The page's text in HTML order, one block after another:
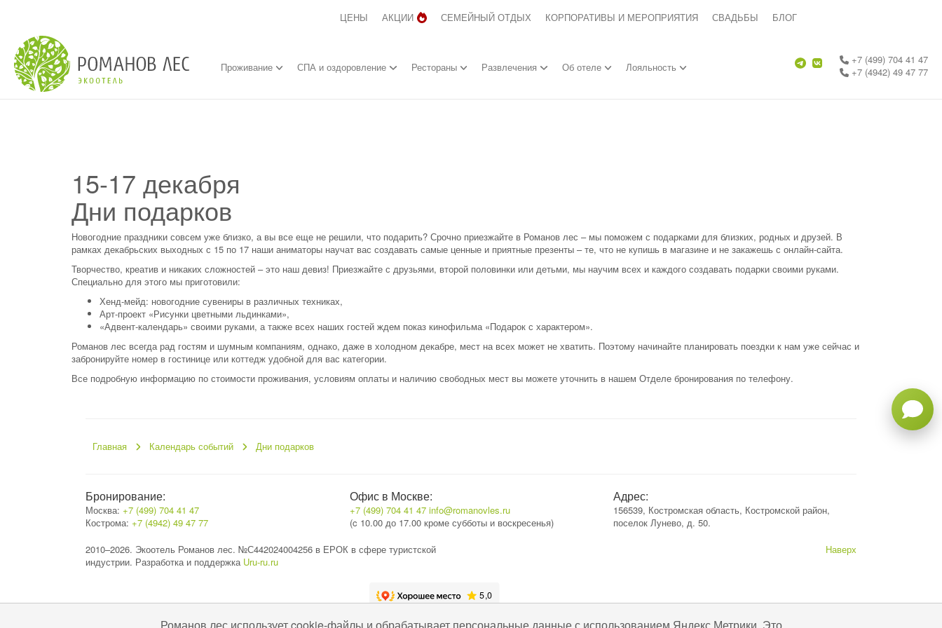
ЦЕНЫ АКЦИИ СЕМЕЙНЫЙ ОТДЫХ КОРПОРАТИВЫ И МЕРОПРИЯТИЯ СВАДЬБЫ БЛОГ
Проживание СПА и оздоровление Рестораны Развлечения Об отеле Лояльность
+7 (499) 704 41 47
+7 (4942) 49 47 77
15-17 декабря
Дни подарков
Новогодние праздники совсем уже близко, а вы все еще не решили, что подарить? Срочно приезжайте в Романов лес – мы поможем с подарками для близких, родных и друзей. В
рамках декабрьских выходных с 15 по 17 наши аниматоры научат вас создавать самые ценные и приятные презенты – те, что не купишь в магазине и не закажешь с онлайн-сайта.
Творчество, креатив и никаких сложностей – это наш девиз! Приезжайте с друзьями, второй половинки или детьми, мы научим всех и каждого создавать подарки своими руками.
Специально для этого мы приготовили:
Хенд-мейд: новогодние сувениры в различных техниках,
Арт-проект «Рисунки цветными льдинками»,
«Адвент-календарь» своими руками, а также всех наших гостей ждем показ кинофильма «Подарок с характером».
Романов лес всегда рад гостям и шумным компаниям, однако, даже в холодном декабре, мест на всех может не хватить. Поэтому начинайте планировать поездки к нам уже сейчас и
забронируйте номер в гостинице или коттедж удобной для вас категории.
Все подробную информацию по стоимости проживания, условиям оплаты и наличию свободных мест вы можете уточнить в нашем Отделе бронирования по телефону.
Главная Календарь событий Дни подарков
Бронирование:
Москва: +7 (499) 704 41 47
Кострома: +7 (4942) 49 47 77
Офис в Москве:
+7 (499) 704 41 47 info@romanovles.ru
(c 10.00 до 17.00 кроме субботы и воскресенья)
Адрес:
156539, Костромская область, Костромской район,
поселок Лунево, д. 50.
2010–2026. Экоотель Романов лес. №С442024004256 в ЕРОК в сфере туристской
индустрии. Разработка и поддержка Uru-ru.ru
Наверх